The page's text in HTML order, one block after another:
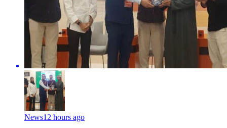
News12 hours ago